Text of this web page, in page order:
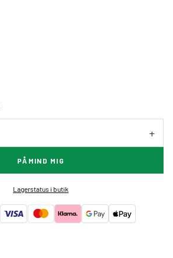
PÅMIND MIG
Lagerstatus i butik